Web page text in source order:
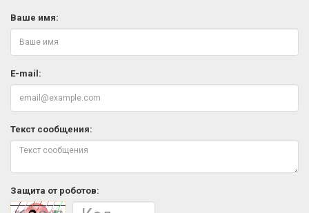
Ваше имя:
E-mail:
Текст сообщения:
Защита от роботов: